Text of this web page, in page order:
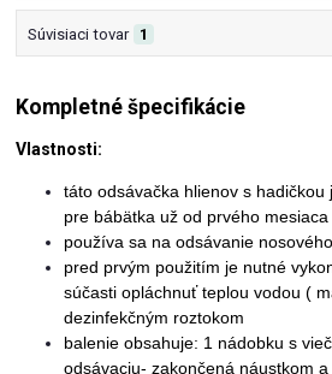
Súvisiaci tovar 1
Kompletné špecifikácie
Vlastnosti:
táto odsávačka hlienov s
pre bábätka už od prvého mesiaca
používa sa na odsávanie
pred prvým použitím je nutné
súčasti opláchnuť teplou vodou (
dezinfekčným roztokom
balenie obsahuje: 1 nádobku s
odsávaciu- zakončená náustkom